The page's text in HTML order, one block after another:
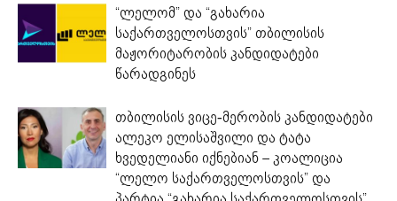
“ლელომ” და “გახარია
საქართველოსთვის” თბილისის
მაჟორიტარობის კანდიდატები
წარადგინეს
თბილისის ვიცე-მერობის კანდიდატები
ალეკო ელისაშვილი და ტატა
ხვედელიანი იქნებიან – კოალიცია
“ლელო საქართველოსთვის” და